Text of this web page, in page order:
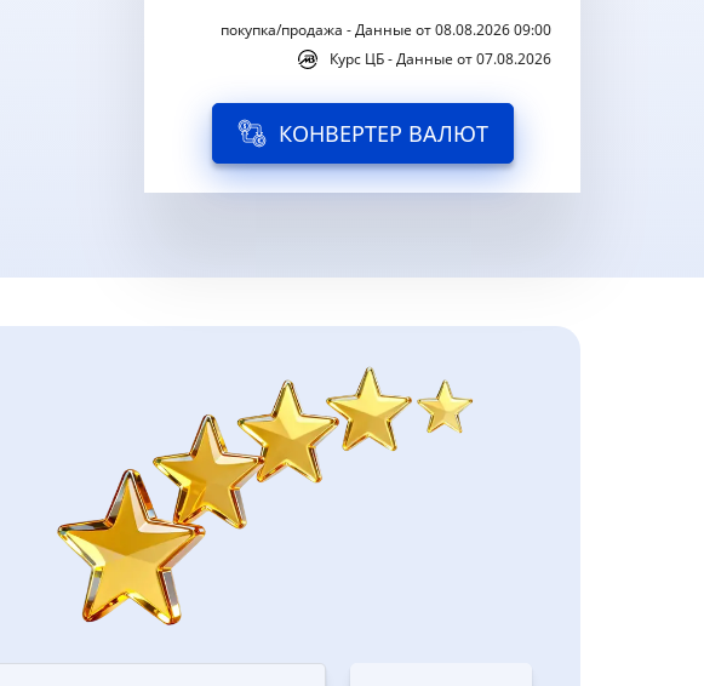
покупка/продажа - Данные от 08.08.2026 09:00
Курс ЦБ - Данные от 07.08.2026
КОНВЕРТЕР ВАЛЮТ